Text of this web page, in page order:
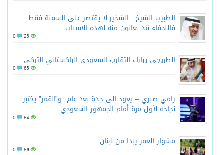
الطبيب الشيخ : الشخير لا يقتصر على السمنة فقط
فالنحفاء قد يعانون منه لهذه الأسباب
25
الطريجى يبارك التقارب السعودى الباكستاني التركى
65
رامي صبري – يعود إلى جدة بعد عام و”القمر” يختبر
نجاحه لأول مرة أمام الجمهور السعودي
84
مشوار العمر يبدا من لبنان
89